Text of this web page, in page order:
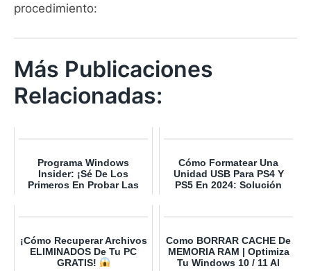
procedimiento:
Más Publicaciones
Relacionadas:
Programa Windows
Insider: ¡Sé De Los
Primeros En Probar Las
Cómo Formatear Una
Unidad USB Para PS4 Y
PS5 En 2024: Solución
¡Cómo Recuperar Archivos
ELIMINADOS De Tu PC
GRATIS!
Como BORRAR CACHE De
MEMORIA RAM | Optimiza
Tu Windows 10 / 11 Al